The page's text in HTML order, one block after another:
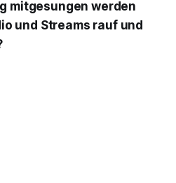
mitgesungen werden
und Streams rauf und